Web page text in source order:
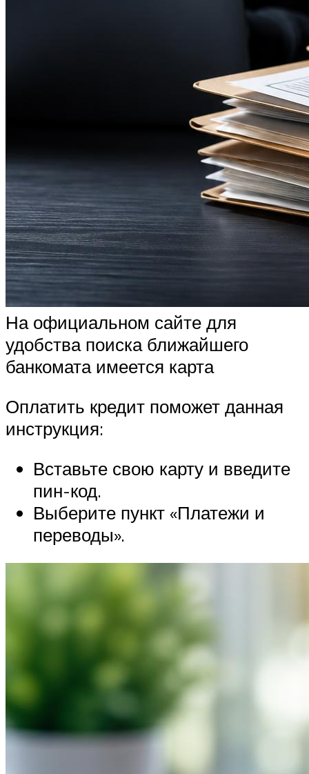
На официальном сайте для
удобства поиска ближайшего
банкомата имеется карта
Оплатить кредит поможет данная
инструкция:
Вставьте свою карту и введите
пин-код.
Выберите пункт «Платежи и
переводы».